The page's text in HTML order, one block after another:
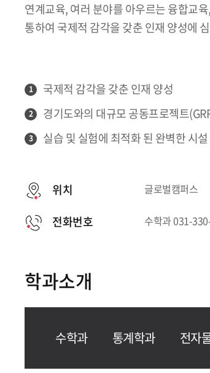
연계교육, 여러 분야를 아우르는 융합교
통하여 국제적 감각을 갖춘 인재 양성에
1 국제적 감각을 갖춘 인재 양성
2 경기도와의 대규모 공동프로젝트
3 실습 및 실험에 최적화 된 완벽한 시설
위치 글로벌캠퍼스
전화번호 수학과 031-
학과소개
수학과 통계학과 전자